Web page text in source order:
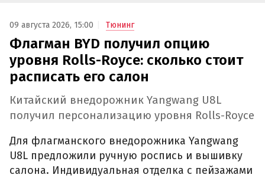
09 августа 2026, 15:00 Тюнинг
Флагман BYD получил опцию
уровня Rolls-Royce: сколько стоит
расписать его салон
Китайский внедорожник Yangwang U8L
получил персонализацию уровня Rolls-Royce
Для флагманского внедорожника Yangwang
U8L предложили ручную роспись и вышивку
салона. Индивидуальная отделка с пейзажами